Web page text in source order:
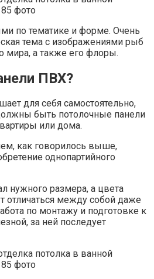
по тематике и форме. Очень
тема с изображениями рыб
мира, а также его флоры.
ПВХ?
для себя самостоятельно,
быть потолочные панели
или дома.
как говорилось выше,
однопартийного
нужного размера, а цвета
отличаться между собой даже
по монтажу и подготовке к
за ней последует